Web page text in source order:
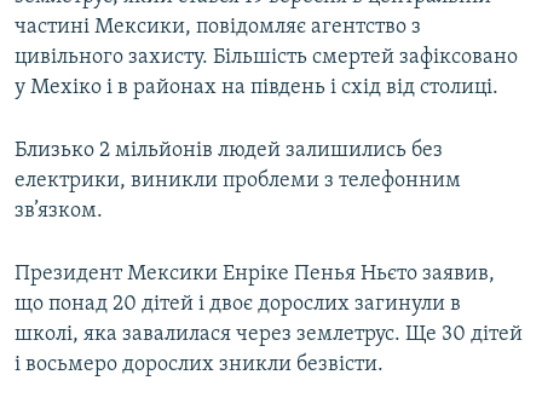
Усі сайти RFE/RL
частині Мексики, повідомляє агентство з
цивільного захисту. Більшість смертей зафіксовано
у Мехіко і в районах на південь і схід від столиці.
Близько 2 мільйонів людей залишились без
електрики, виникли проблеми з телефонним
зв’язком.
Президент Мексики Енріке Пенья Ньєто заявив,
що понад 20 дітей і двоє дорослих загинули в
школі, яка завалилася через землетрус. Ще 30 дітей
і восьмеро дорослих зникли безвісти.